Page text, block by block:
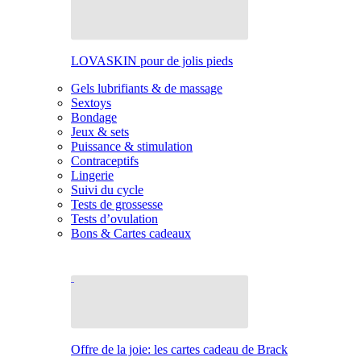
LOVASKIN pour de jolis pieds
Gels lubrifiants & de massage
Sextoys
Bondage
Jeux & sets
Puissance & stimulation
Contraceptifs
Lingerie
Suivi du cycle
Tests de grossesse
Tests d’ovulation
Bons & Cartes cadeaux
Offre de la joie: les cartes cadeau de Brack